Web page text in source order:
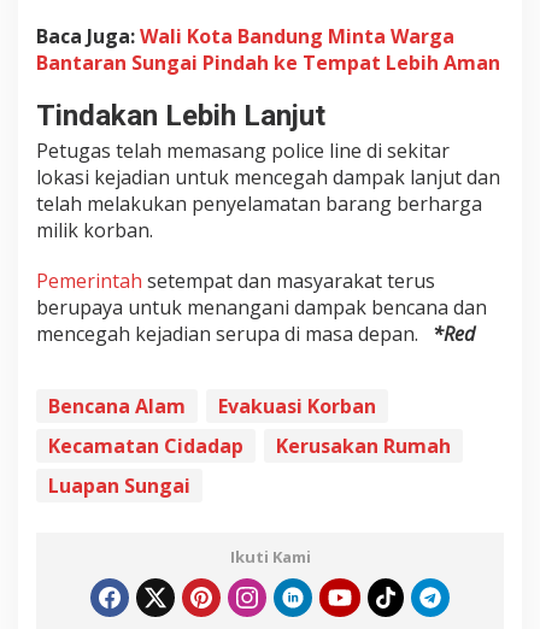
Baca Juga:Wali Kota Bandung Minta Warga
Bantaran Sungai Pindah ke Tempat Lebih Aman
Tindakan Lebih Lanjut
Petugas telah memasang police line di sekitar
lokasi kejadian untuk mencegah dampak lanjut dan
telah melakukan penyelamatan barang berharga
milik korban.
Pemerintah setempat dan masyarakat terus
berupaya untuk menangani dampak bencana dan
mencegah kejadian serupa di masa depan. *Red
Bencana Alam
Evakuasi Korban
Kecamatan Cidadap
Kerusakan Rumah
Luapan Sungai
Ikuti Kami